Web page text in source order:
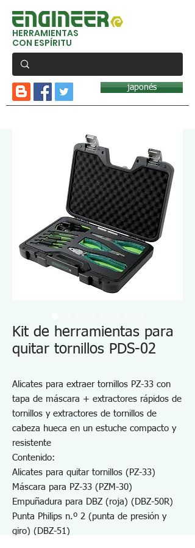
HERRAMIENTAS
CON ESPÍRITU
japonés
Kit de herramientas para
quitar tornillos PDS-02
Alicates para extraer tornillos PZ-33 con
tapa de máscara + extractores rápidos de
tornillos y extractores de tornillos de
cabeza hueca en un estuche compacto y
resistente
Contenido:
Alicates para quitar tornillos (PZ-33)
Máscara para PZ-33 (PZM-30)
Empuñadura para DBZ (roja) (DBZ-50R)
Punta Philips n.º 2 (punta de presión y
giro) (DBZ-51)